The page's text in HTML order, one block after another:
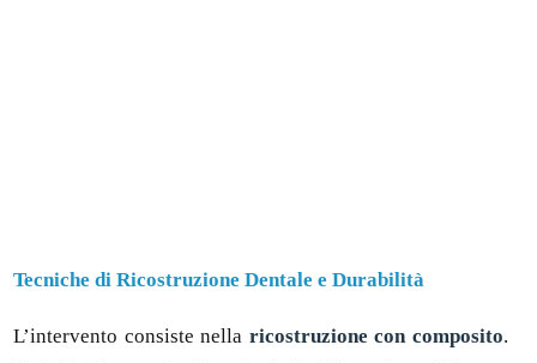
Tecniche di Ricostruzione Dentale e Durabilità
L’intervento consiste nella ricostruzione con composito.